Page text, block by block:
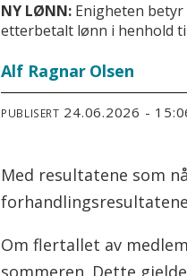
NY LØNN: Enigheten
etterbetalt lønn i henhold
Alf Ragnar Olsen
PUBLISERT 24.06.2026 -
Med resultatene som
Om flertallet av
sommeren. Dette